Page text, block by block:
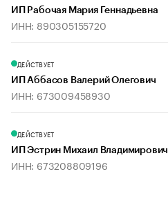
ИП Рабочая Мария Геннадьевна
ИНН: 890305155720
ДЕЙСТВУЕТ
ИП Аббасов Валерий Олегович
ИНН: 673009458930
ДЕЙСТВУЕТ
ИП Эстрин Михаил Владимирович
ИНН: 673208809196